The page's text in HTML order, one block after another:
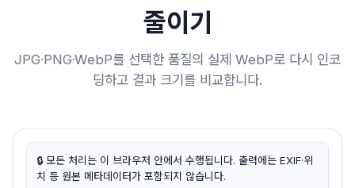
줄이기
JPG·PNG·WebP를 선택한 품질의 실제 WebP로 다시 인코
딩하고 결과 크기를 비교합니다.
🔒 모든 처리는 이 브라우저 안에서 수행됩니다. 출력에는 EXIF·위
치 등 원본 메타데이터가 포함되지 않습니다.